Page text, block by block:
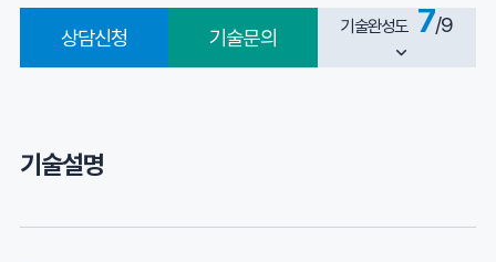
상담신청 기술문의 기술완성도 7/9
기술설명